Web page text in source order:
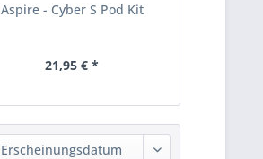
Aspire - Cyber S Pod Kit
21,95 € *